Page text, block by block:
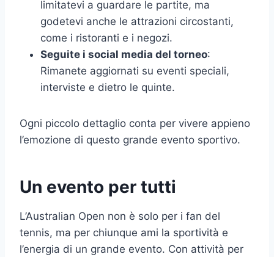
limitatevi a guardare le partite, ma
godetevi anche le attrazioni circostanti,
come i ristoranti e i negozi.
Seguite i social media del torneo:
Rimanete aggiornati su eventi speciali,
interviste e dietro le quinte.
Ogni piccolo dettaglio conta per vivere appieno
l’emozione di questo grande evento sportivo.
Un evento per tutti
L’Australian Open non è solo per i fan del
tennis, ma per chiunque ami la sportività e
l’energia di un grande evento. Con attività per